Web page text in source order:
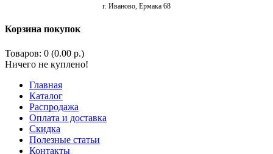
г. Иваново, Ермака 68
Корзина покупок
Товаров: 0 (0.00 р.)
Ничего не куплено!
Главная
Каталог
Распродажа
Оплата и доставка
Скидка
Полезные статьи
Контакты